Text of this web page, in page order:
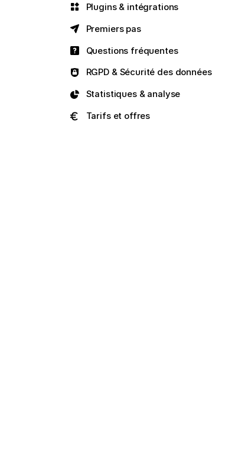
Plugins & intégrations
Premiers pas
Questions fréquentes
RGPD & Sécurité des données
Statistiques & analyse
Tarifs et offres